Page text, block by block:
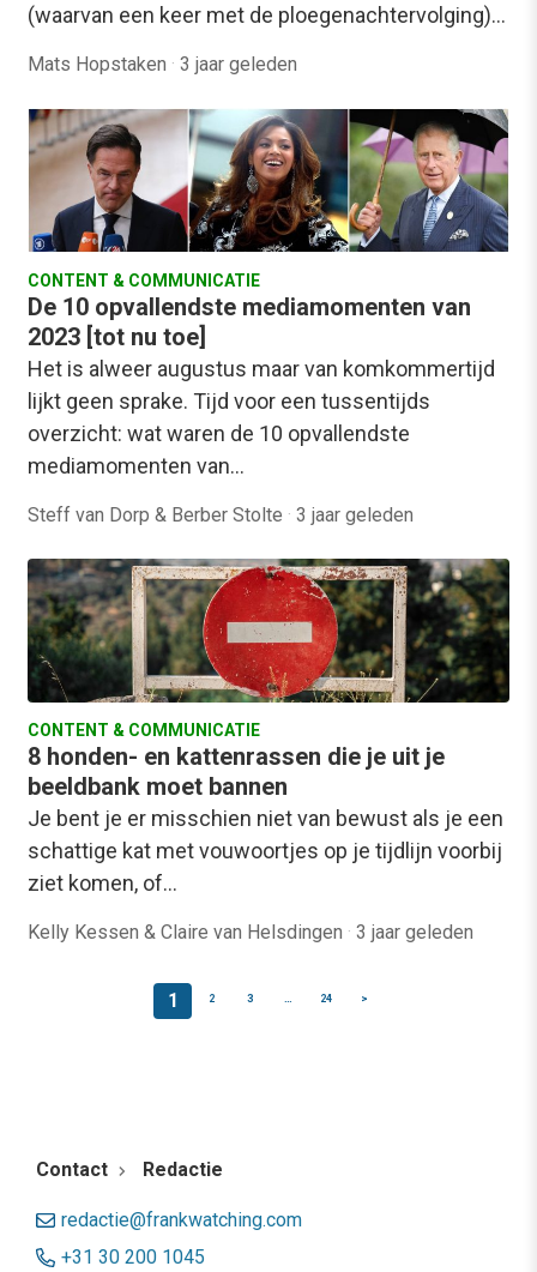
(waarvan een keer met de ploegenachtervolging)…
Mats Hopstaken · 3 jaar geleden
CONTENT & COMMUNICATIE
De 10 opvallendste mediamomenten van
2023 [tot nu toe]
Het is alweer augustus maar van komkommertijd
lijkt geen sprake. Tijd voor een tussentijds
overzicht: wat waren de 10 opvallendste
mediamomenten van…
Steff van Dorp & Berber Stolte · 3 jaar geleden
CONTENT & COMMUNICATIE
8 honden- en kattenrassen die je uit je
beeldbank moet bannen
Je bent je er misschien niet van bewust als je een
schattige kat met vouwoortjes op je tijdlijn voorbij
ziet komen, of…
Kelly Kessen & Claire van Helsdingen · 3 jaar geleden
1 2 3 … 24 >
Contact Redactie
redactie@frankwatching.com
+31 30 200 1045